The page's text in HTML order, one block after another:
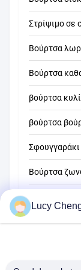
Στρίψιμο σε
Βούρτσα
Βούρτσα
βούρτσα
βούρτσα
Βούρτσα
Βούρτσα
Lucy